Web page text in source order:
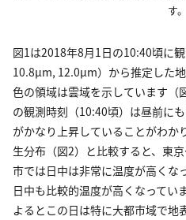
す。
図1は2018年8月1日の10:40頃に
10.8µm, 12.0µm）から推定した
色の領域は雲域を示しています（
の観測時刻（10:40頃）は昼前に
がかなり上昇していることがわか
生分布（図2）と比較すると、東
市では日中は非常に温度が高くな
日中も比較的温度が高くなってい
よるとこの日は特に大都市域で地